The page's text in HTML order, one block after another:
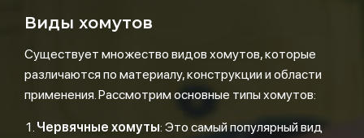
Виды хомутов
Существует множество видов хомутов, которые
различаются по материалу, конструкции и области
применения. Рассмотрим основные типы хомутов:
Червячные хомуты: Это самый популярный вид